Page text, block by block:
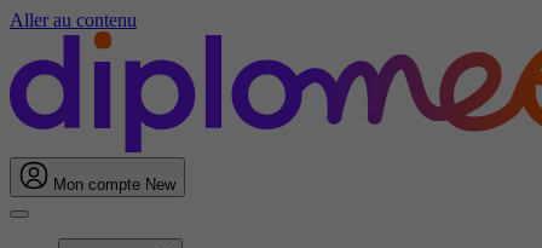
Aller au contenu
Mon compte New